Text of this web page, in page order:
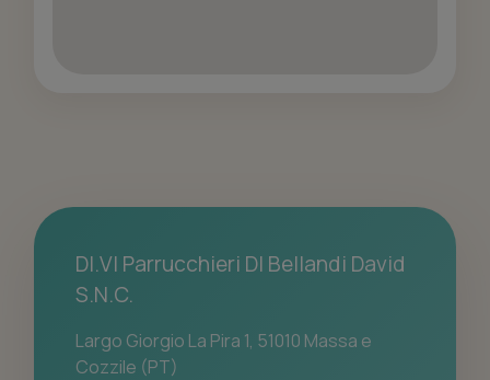
DI.VI Parrucchieri DI Bellandi David
S.N.C.
Largo Giorgio La Pira 1, 51010 Massa e
Cozzile (PT)